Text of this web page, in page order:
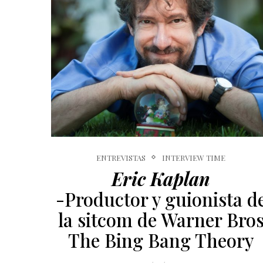
ENTREVISTAS INTERVIEW TIME
Eric Kaplan
-Productor y guionista
la sitcom de Warner
The Bing Bang Theory